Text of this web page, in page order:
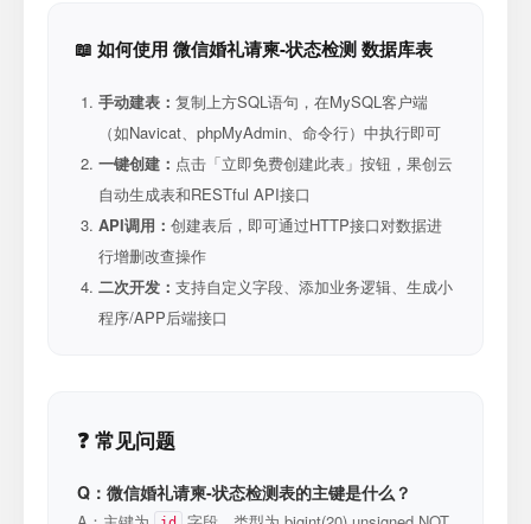
📖 如何使用 微信婚礼请柬-状态检测 数据库表
手动建表： 复制上方SQL语句，在MySQL客户端
（如Navicat、phpMyAdmin、命令行）中执行即可
一键创建： 点击「立即免费创建此表」按钮，果创云
自动生成表和RESTful API接口
API调用： 创建表后，即可通过HTTP接口对数据进
行增删改查操作
二次开发： 支持自定义字段、添加业务逻辑、生成小
程序/APP后端接口
❓ 常见问题
Q：微信婚礼请柬-状态检测表的主键是什么？